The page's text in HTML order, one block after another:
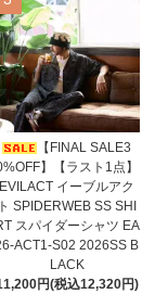
【FINAL SALE3
】【ラスト1点】
EVILACT イーブルアク
ト SPIDERWEB SS SHI
スパイダーシャツ EA
ACT1-S02 2026SS B
LACK
円(税込12,320円)